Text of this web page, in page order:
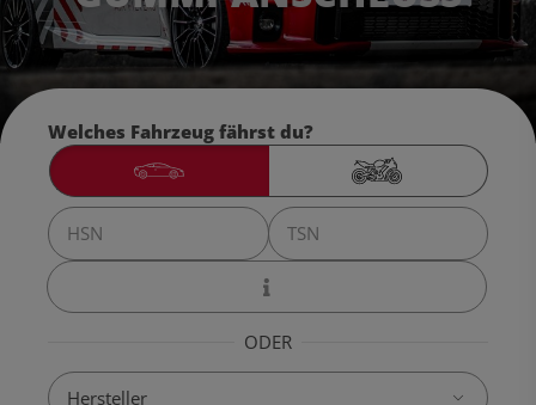
Welches Fahrzeug fährst du?
ODER